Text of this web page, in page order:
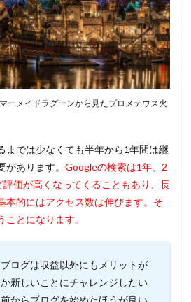
ーメイドラグーンから見たプロメテウス火
までは少なくても半年から1年間は継
あります。 Googleの検索は1年、2
価が高くなってくることもあり、長
本的にはアクセス数は伸びます。そ
とになります。
ログは収益以外にもメリットが
新しいことにチャレンジしたい